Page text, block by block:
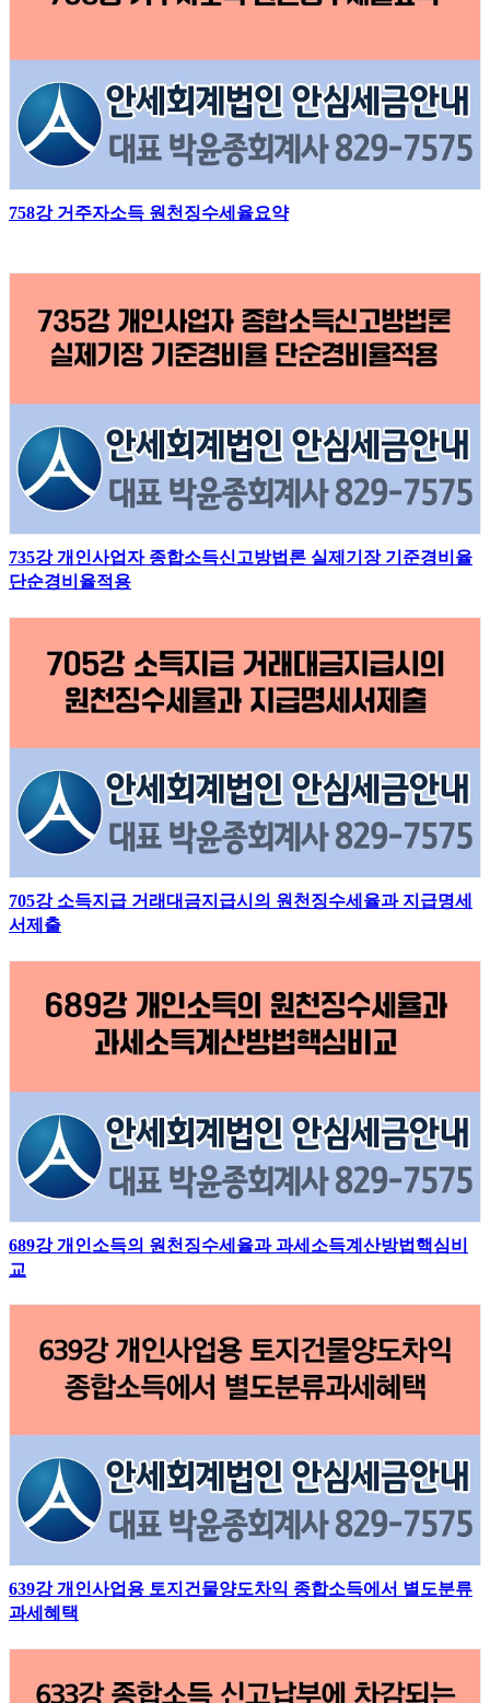
758강 거주자소득 원천징수세율요약
735강 개인사업자 종합소득신고방법론 실제기장 기준경비율
단순경비율적용
705강 소득지급 거래대금지급시의 원천징수세율과 지급명세
서제출
689강 개인소득의 원천징수세율과 과세소득계산방법핵심비
교
639강 개인사업용 토지건물양도차익 종합소득에서 별도분류
과세혜택